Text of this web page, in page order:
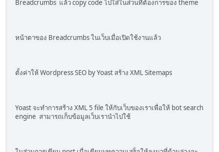
Breadcrumbs แล้ว copy code ไปใส่ในส่วนที่ต้องการของ theme
หน้าตาของ Breadcrumbs ในเว็บเมื่อเปิดใช้งานแล้ว
ตั้งค่าให้ Wordpress SEO by Yoast สร้าง XML Sitemaps
Yoast จะทำการสร้าง XML 5 file ให้กับเว็บของเราเพื่อให้ bot search
engine สามารถเก็บข้อมูลเว็บเรานำไปใช้